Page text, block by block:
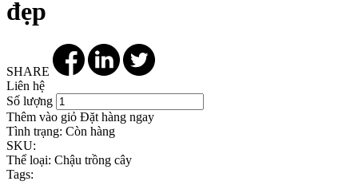
đẹp
SHARE
Liên hệ
Số lượng
Thêm vào giỏ Đặt hàng ngay
Tình trạng: Còn hàng
SKU:
Thể loại: Chậu trồng cây
Tags: